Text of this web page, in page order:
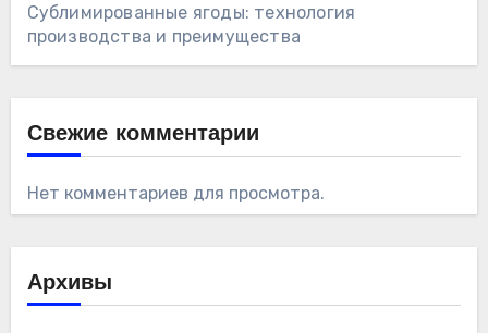
Сублимированные ягоды: технология
производства и преимущества
Свежие комментарии
Нет комментариев для просмотра.
Архивы